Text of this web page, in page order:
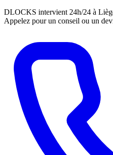
DLOCKS intervient 24h/24 à
Appelez pour un conseil ou un